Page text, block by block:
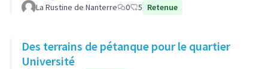
La Rustine de Nanterre 0 5 Retenue
Des terrains de pétanque pour le quartier
Université